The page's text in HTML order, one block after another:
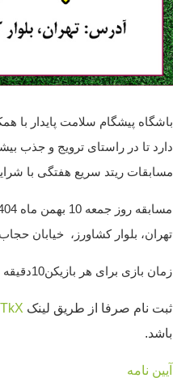
باشگاه پیشگام سلامت پایدار
دارد تا در راستای ترویج و جذب
مسابقات ریتد سریع هفتگی با
مسابقه روز جمعه 10 بهمن ماه
تهران، بلوار کشاورز، خیابان
زمان بازی برای هر بازیکن10دقیقه به اضافه 5 ثانیه پاداش برای هر حرکت از اولین حرکت بازی میباشد.
ثبت نام صرفا از طریق لینک
باشد.
آیین نامه